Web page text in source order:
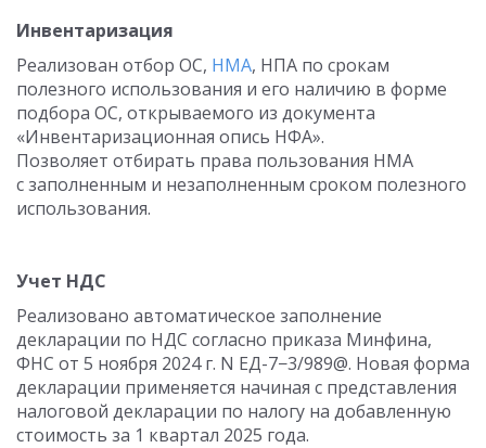
Инвентаризация
Реализован отбор ОС, НМА, НПА по срокам
полезного использования и его наличию в форме
подбора ОС, открываемого из документа
«Инвентаризационная опись НФА».
Позволяет отбирать права пользования НМА
с заполненным и незаполненным сроком полезного
использования.
Учет НДС
Реализовано автоматическое заполнение
декларации по НДС согласно приказа Минфина,
ФНС от 5 ноября 2024 г. N ЕД-7−3/989@. Новая форма
декларации применяется начиная с представления
налоговой декларации по налогу на добавленную
стоимость за 1 квартал 2025 года.